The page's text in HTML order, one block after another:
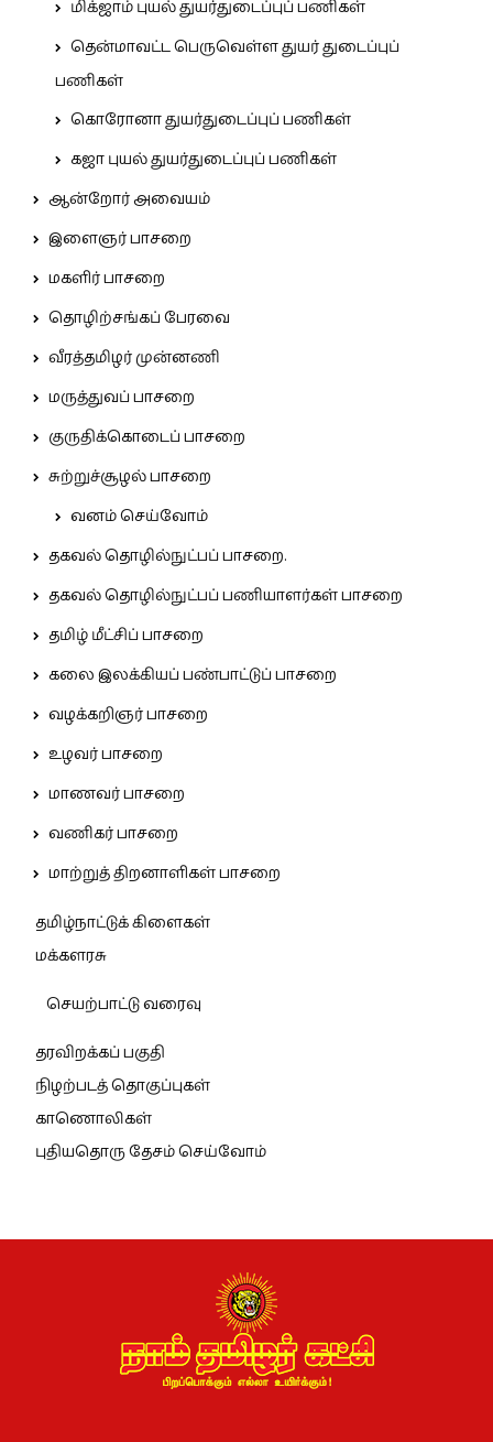
மிக்ஜாம் புயல் துயர்துடைப்புப் பணிகள்
தென்மாவட்ட பெருவெள்ள துயர் துடைப்புப்
பணிகள்
கொரோனா துயர்துடைப்புப் பணிகள்
கஜா புயல் துயர்துடைப்புப் பணிகள்
ஆன்றோர் அவையம்
இளைஞர் பாசறை
மகளிர் பாசறை
தொழிற்சங்கப் பேரவை
வீரத்தமிழர் முன்னணி
மருத்துவப் பாசறை
குருதிக்கொடைப் பாசறை
சுற்றுச்சூழல் பாசறை
வனம் செய்வோம்
தகவல் தொழில்நுட்பப் பாசறை.
தகவல் தொழில்நுட்பப் பணியாளர்கள் பாசறை
தமிழ் மீட்சிப் பாசறை
கலை இலக்கியப் பண்பாட்டுப் பாசறை
வழக்கறிஞர் பாசறை
உழவர் பாசறை
மாணவர் பாசறை
வணிகர் பாசறை
மாற்றுத் திறனாளிகள் பாசறை
தமிழ்நாட்டுக் கிளைகள்
மக்களரசு
செயற்பாட்டு வரைவு
தரவிறக்கப் பகுதி
நிழற்படத் தொகுப்புகள்
காணொலிகள்
புதியதொரு தேசம் செய்வோம்